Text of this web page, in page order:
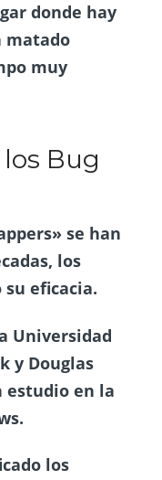
donde hay
matado
muy
Bug
se han
los
eficacia.
Universidad
y Douglas
estudio en la
los